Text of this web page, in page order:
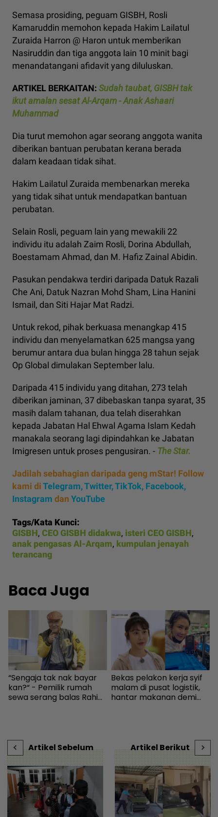
Semasa prosiding, peguam GISBH, Rosli
Kamaruddin memohon kepada Hakim Lailatul
Zuraida Harron @ Haron untuk memberikan
Nasiruddin dan tiga anggota lain 10 minit bagi
menandatangani afidavit yang diluluskan.
ARTIKEL BERKAITAN: Sudah taubat, GISBH tak
ikut amalan sesat Al-Arqam - Anak Ashaari
Muhammad
Dia turut memohon agar seorang anggota wanita
diberikan bantuan perubatan kerana berada
dalam keadaan tidak sihat.
Hakim Lailatul Zuraida membenarkan mereka
yang tidak sihat untuk mendapatkan bantuan
perubatan.
Selain Rosli, peguam lain yang mewakili 22
individu itu adalah Zaim Rosli, Dorina Abdullah,
Boestamam Ahmad, dan M. Hafiz Zainal Abidin.
Pasukan pendakwa terdiri daripada Datuk Razali
Che Ani, Datuk Nazran Mohd Sham, Lina Hanini
Ismail, dan Siti Hajar Mat Radzi.
Untuk rekod, pihak berkuasa menangkap 415
individu dan menyelamatkan 625 mangsa yang
berumur antara dua bulan hingga 28 tahun sejak
Op Global dimulakan September lalu.
Daripada 415 individu yang ditahan, 273 telah
diberikan jaminan, 37 dibebaskan tanpa syarat, 35
masih dalam tahanan, dua telah diserahkan
kepada Jabatan Hal Ehwal Agama Islam Kedah
manakala seorang lagi dipindahkan ke Jabatan
Imigresen untuk proses pengusiran. - The Star.
Jadilah sebahagian daripada geng mStar! Follow
kami diTelegram,Twitter,TikTok, Facebook,
Instagram dan YouTube
Tags/Kata Kunci:
GISBH, CEO GISBH didakwa, isteri CEO GISBH,
anak pengasas Al-Arqam, kumpulan jenayah
terancang
Baca Juga
“Sengaja tak nak bayar
kan?“ - Pemilik rumah
sewa serang balas Rahim
Bekas pelakon kerja syif
malam di pusat logistik,
hantar makanan demi
Artikel Sebelum
Artikel Berikut